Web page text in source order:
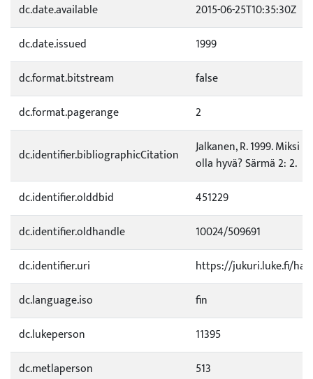
dc.date.available
2015-06-25T10:35:30Z
dc.date.issued
1999
dc.format.bitstream
false
dc.format.pagerange
2
dc.identifier.bibliographicCitation
Jalkanen, R. 1999. Miksi
olla hyvä? Särmä 2: 2.
dc.identifier.olddbid
451229
dc.identifier.oldhandle
10024/509691
dc.identifier.uri
https://jukuri.luke.fi/
dc.language.iso
fin
dc.lukeperson
11395
dc.metlaperson
513